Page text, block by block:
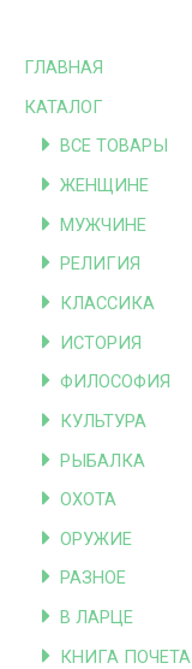
ГЛАВНАЯ
КАТАЛОГ
ВСЕ ТОВАРЫ
ЖЕНЩИНЕ
МУЖЧИНЕ
РЕЛИГИЯ
КЛАССИКА
ИСТОРИЯ
ФИЛОСОФИЯ
КУЛЬТУРА
РЫБАЛКА
ОХОТА
ОРУЖИЕ
РАЗНОЕ
В ЛАРЦЕ
КНИГА ПОЧЕТА